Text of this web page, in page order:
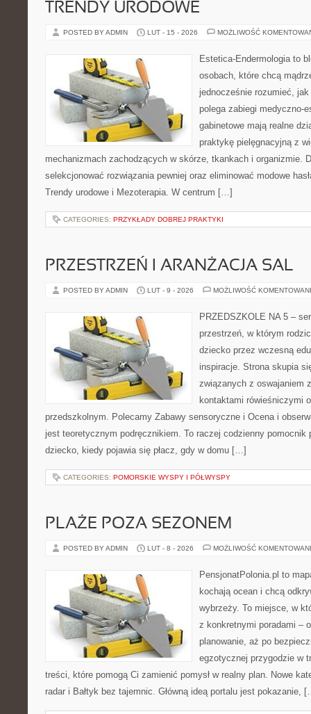
TRENDY URODOWE
POSTED BY ADMIN LUT - 15 - 2026 MOŻLIWOŚĆ
Estetica-Endermologia to
osobach, które chcą
jednocześnie rozumieć,
polega zabiegi medyczno-
gabinetowe mają realne
praktykę pielęgnacyjną z
mechanizmach zachodzących w skórze, tkankach i organizmie.
selekcjonować rozwiązania pewniej oraz eliminować modowe
Trendy urodowe i Mezoterapia. W centrum […]
CATEGORIES: PRZYKŁADY DOBREJ PRAKTYKI
PRZESTRZEŃ I ARANŻACJA SAL
POSTED BY ADMIN LUT - 9 - 2026 MOŻLIWOŚĆ
PRZEDSZKOLE NA 5 –
przestrzeń, w którym
dziecko przez wczesną
inspiracje. Strona skupia
związanych z oswajaniem
kontaktami rówieśniczymi
przedszkolnym. Polecamy Zabawy sensoryczne i Ocena i
jest teoretycznym podręcznikiem. To raczej codzienny pomocnik
dziecko, kiedy pojawia się płacz, gdy w domu […]
CATEGORIES: POMORSKIE WYSPY I PÓŁWYSPY
PLAŻE POZA SEZONEM
POSTED BY ADMIN LUT - 8 - 2026 MOŻLIWOŚĆ
PensjonatPolonia.pl to
kochają ocean i chcą
wybrzeży. To miejsce, w
z konkretnymi poradami –
planowanie, aż po
egzotycznej przygodzie w
treści, które pomogą Ci zamienić pomysł w realny plan. Nowe
radar i Bałtyk bez tajemnic. Główną ideą portalu jest pokazanie,